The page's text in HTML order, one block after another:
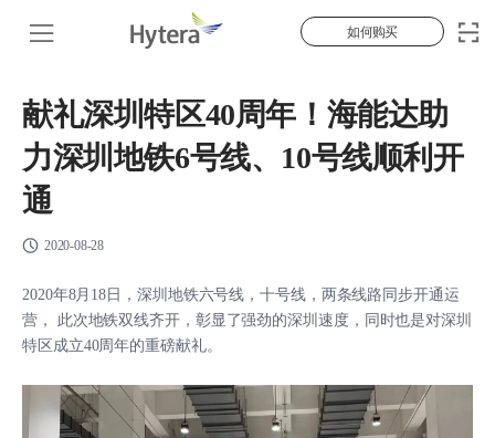
如何购买
献礼深圳特区40周年！海能达助
力深圳地铁6号线、10号线顺利开
通
2020-08-28
2020年8月18日，深圳地铁六号线，十号线，两条线路同步开通运
营， 此次地铁双线齐开，彰显了强劲的深圳速度，同时也是对深圳
特区成立40周年的重磅献礼。